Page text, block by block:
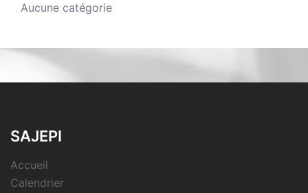
Aucune catégorie
SAJEPI
Accueil
Calendrier